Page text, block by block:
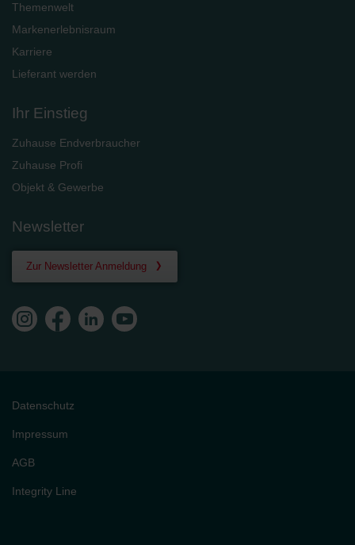
Themenwelt
Markenerlebnisraum
Karriere
Lieferant werden
Ihr Einstieg
Zuhause Endverbraucher
Zuhause Profi
Objekt & Gewerbe
Newsletter
Zur Newsletter Anmeldung
Datenschutz
Impressum
AGB
Integrity Line